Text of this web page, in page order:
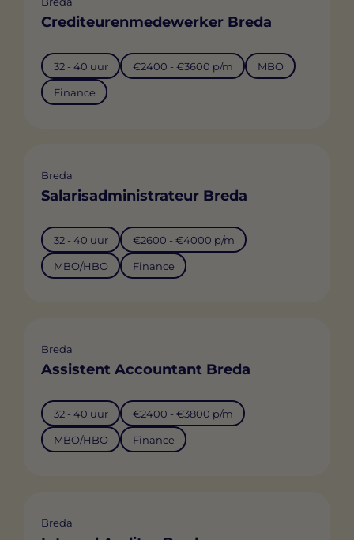
Crediteurenmedewerker Breda
32 - 40 uur €2400 - €3600 p/m MBO
Finance
Breda
Salarisadministrateur Breda
32 - 40 uur €2600 - €4000 p/m
MBO/HBO Finance
Breda
Assistent Accountant Breda
32 - 40 uur €2400 - €3800 p/m
MBO/HBO Finance
Breda